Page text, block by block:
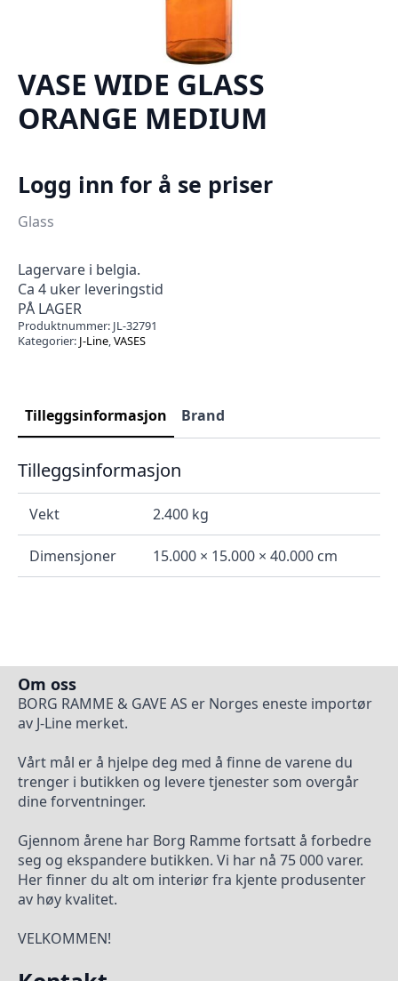
VASE WIDE GLASS
ORANGE MEDIUM
Logg inn for å se priser
Glass
Lagervare i belgia.
Ca 4 uker leveringstid
PÅ LAGER
Produktnummer: JL-32791
Kategorier: J-Line,VASES
Tilleggsinformasjon Brand
Tilleggsinformasjon
Vekt 2.400 kg
Dimensjoner 15.000 × 15.000 × 40.000 cm
Om oss
BORG RAMME & GAVE AS er Norges eneste importør
av J-Line merket.
Vårt mål er å hjelpe deg med å finne de varene du
trenger i butikken og levere tjenester som overgår
dine forventninger.
Gjennom årene har Borg Ramme fortsatt å forbedre
seg og ekspandere butikken. Vi har nå 75 000 varer.
Her finner du alt om interiør fra kjente produsenter
av høy kvalitet.
VELKOMMEN!